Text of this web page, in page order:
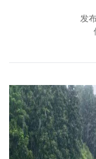
发